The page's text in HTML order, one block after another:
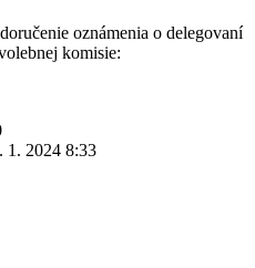
oznámenia o delegovaní
komisie:
1. 2024 8:33